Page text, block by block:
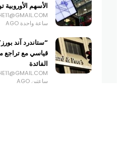
الأسهم الأوروبية
ساعة واحدة AGO
“ستاندرد آند
قياسي مع تراجع
الفائدة
ساعتين AGO